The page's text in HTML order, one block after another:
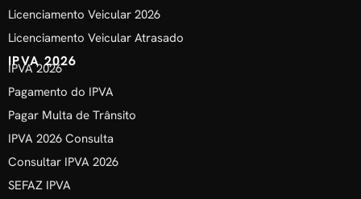
Licenciamento Veicular 2026
Licenciamento Veicular Atrasado
IPVA 2026
IPVA 2026
Pagamento do IPVA
Pagar Multa de Trânsito
IPVA 2026 Consulta
Consultar IPVA 2026
SEFAZ IPVA